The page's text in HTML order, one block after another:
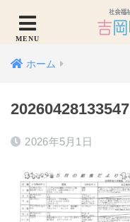
ホーム
20260428133547
2026年5月1日